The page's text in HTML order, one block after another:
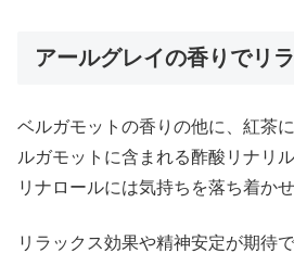
アールグレイの香りでリ
ベルガモットの香りの他に、紅茶
ルガモットに含まれる酢酸リナリ
リナロールには気持ちを落ち着か
リラックス効果や精神安定が期待